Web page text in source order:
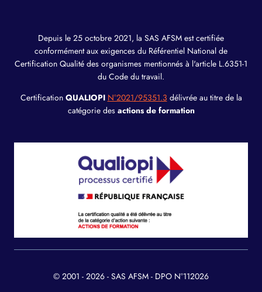
Depuis le 25 octobre 2021, la SAS AFSM est certifiée
conformément aux exigences du Référentiel National de
Certification Qualité des organismes mentionnés à l'article L.6351-1
du Code du travail.
Certification QUALIOPI N°2021/95351.3 délivrée au titre de la
catégorie des actions de formation
© 2001 - 2026 - SAS AFSM - DPO N°112026